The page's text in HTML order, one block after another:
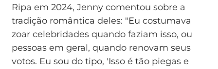
Ripa em 2024, Jenny comentou sobre a
tradição romântica deles: "Eu costumava
zoar celebridades quando faziam isso, ou
pessoas em geral, quando renovam seus
votos. Eu sou do tipo, 'Isso é tão piegas e